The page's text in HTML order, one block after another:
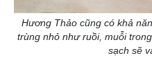
Hương Thảo cũng có khả
trùng nhỏ như ruồi, muỗi
sạch sẽ